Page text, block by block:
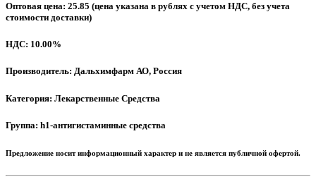
Оптовая цена: 25.85 (цена указана в рублях с учетом НДС, без учета
стоимости доставки)
НДС: 10.00%
Производитель: Дальхимфарм АО, Россия
Категория: Лекарственные Средства
Группа: h1-антигистаминные средства
Предложение носит информационный характер и не является публичной офертой.